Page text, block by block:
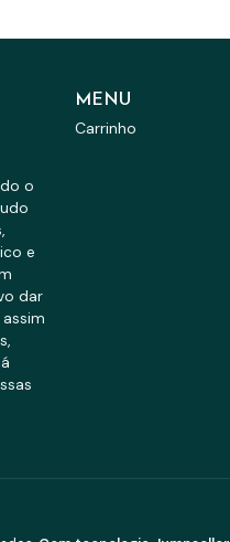
o
e
dar
MENU
Carrinho